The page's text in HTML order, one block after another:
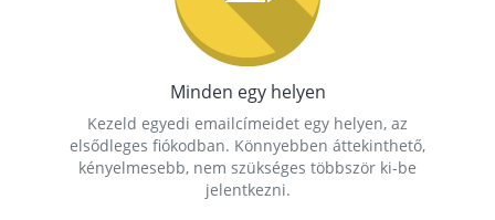
Minden egy helyen
Kezeld egyedi emailcímeidet egy helyen, az
elsődleges fiókodban. Könnyebben áttekinthető,
kényelmesebb, nem szükséges többször ki-be
jelentkezni.